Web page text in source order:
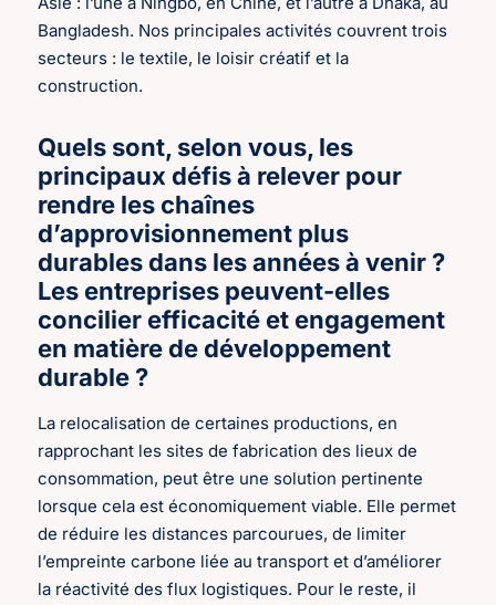
Bangladesh. Nos principales activités couvrent trois
secteurs : le textile, le loisir créatif et la
construction.
Quels sont, selon vous, les
principaux défis à relever pour
rendre les chaînes
d’approvisionnement plus
durables dans les années à venir ?
Les entreprises peuvent-elles
concilier efficacité et engagement
en matière de développement
durable ?
La relocalisation de certaines productions, en
rapprochant les sites de fabrication des lieux de
consommation, peut être une solution pertinente
lorsque cela est économiquement viable. Elle permet
de réduire les distances parcourues, de limiter
l’empreinte carbone liée au transport et d’améliorer
la réactivité des flux logistiques. Pour le reste, il